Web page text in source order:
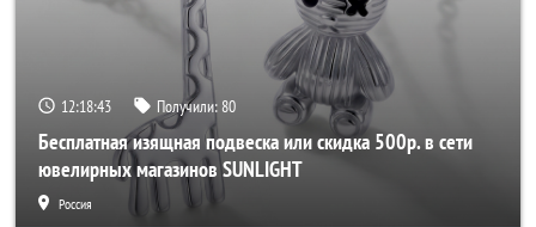
12:18:41 Получили: 80
Бесплатная изящная подвеска или скидка 500р. в сети
ювелирных магазинов SUNLIGHT
Россия